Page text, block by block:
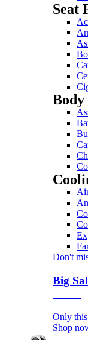
Seat
Body
Don't
Big
Only
Shop